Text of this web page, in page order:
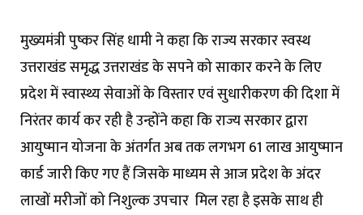
मुख्यमंत्री पुष्कर सिंह धामी ने कहा कि राज्य सरकार स्वस्थ
उत्तराखंड समृद्ध उत्तराखंड के सपने को साकार करने के लिए
प्रदेश में स्वास्थ्य सेवाओं के विस्तार एवं सुधारीकरण की दिशा में
निरंतर कार्य कर रही है उन्होंने कहा कि राज्य सरकार द्वारा
आयुष्मान योजना के अंतर्गत अब तक लगभग 61 लाख आयुष्मान
कार्ड जारी किए गए हैं जिसके माध्यम से आज प्रदेश के अंदर
लाखों मरीजों को निशुल्क उपचार मिल रहा है इसके साथ ही